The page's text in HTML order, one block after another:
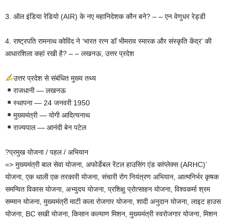
3. ऑल इंडिया रेडियो (AIR) के नए महानिदेशक कौन बने? – – एन वेणुधर रेड्डी
4. राष्ट्रपति रामनाथ कोविंद ने ‘भारत रत्न डॉ भीमराव स्मारक और संस्कृति केंद्र’ की
आधारशिला कहां रखी है? – – लखनऊ, उत्तर प्रदेश
उत्तर प्रदेश से संबंधित मुख्य तथ्य
राजधानी — लखनऊ
स्थापना — 24 जनवरी 1950
मुख्यमंत्री — योगी आदित्यनाथ
राज्यपाल — आनंदी बेन पटेल
?प्रमुख योजना / पहल / अभियान
=> मुख्यमंत्री बाल सेवा योजना, अफोर्डेबल रेंटल हाउसिंग एंड कांप्लेक्स (ARHC)’
योजना, एक थाली एक तरकारी योजना, संचारी रोग नियंत्रण अभियान, आत्मनिर्भर कृषक
समन्वित विकास योजना, अभ्युदय योजना, प्रशिक्षु प्रोत्साहन योजना, विश्वकर्मा श्रम
सम्मान योजना, मुख्यमंत्री माटी कला रोजगार योजना, शादी अनुदान योजना, लाइट हाउस
योजना, BC सखी योजना, किसान कल्याण मिशन, मुख्यमंत्री स्वरोजगार योजना, मिशन